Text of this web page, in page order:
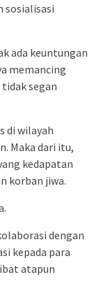
sosialisasi
ada keuntungan
memancing
segan
di wilayah
Maka dari itu,
kedapatan
korban jiwa.
dengan
kepada para
atapun